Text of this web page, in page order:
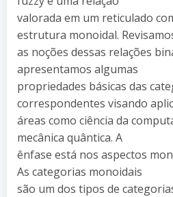
valorada em um reticulado
estrutura monoidal.
as noções dessas relações
apresentamos algumas
propriedades básicas das
correspondentes visando
áreas como ciência da
mecânica quântica. A
ênfase está nos aspectos
As categorias monoidais
são um dos tipos de